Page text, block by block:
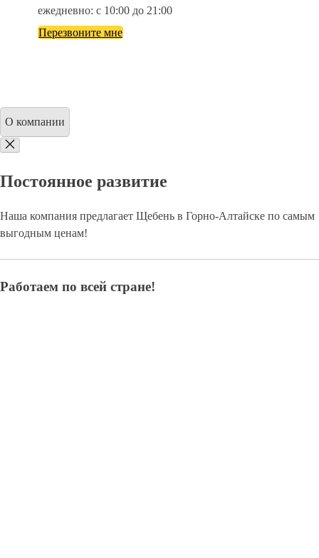
ежедневно: с 10:00 до 21:00
Перезвоните мне
О компании
Постоянное развитие
Наша компания предлагает Щебень в Горно-Алтайске по самым
выгодным ценам!
Работаем по всей стране!